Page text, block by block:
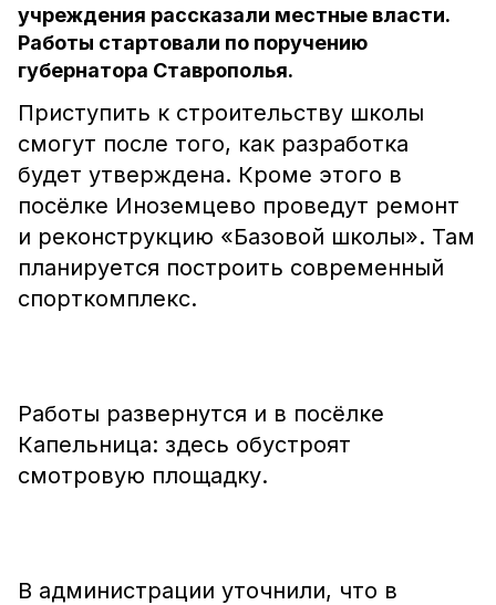
учреждения рассказали местные власти.
Работы стартовали по поручению
губернатора Ставрополья.
Приступить к строительству школы
смогут после того, как разработка
будет утверждена. Кроме этого в
посёлке Иноземцево проведут ремонт
и реконструкцию «Базовой школы». Там
планируется построить современный
спорткомплекс.
Работы развернутся и в посёлке
Капельница: здесь обустроят
смотровую площадку.
В администрации уточнили, что в